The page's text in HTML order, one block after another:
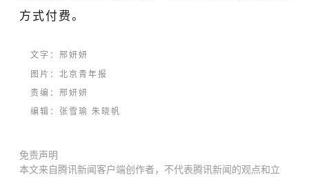
方式付费。
文 字 ：邢妍妍
图片：北京青年报
责编：邢妍妍
编辑：张雪瑜 朱晓帆
免责声明
本文来自腾讯新闻客户端创作者，不代表腾讯新闻的观点和立